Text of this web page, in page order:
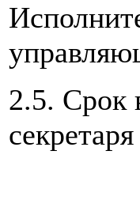
2.5. Срок